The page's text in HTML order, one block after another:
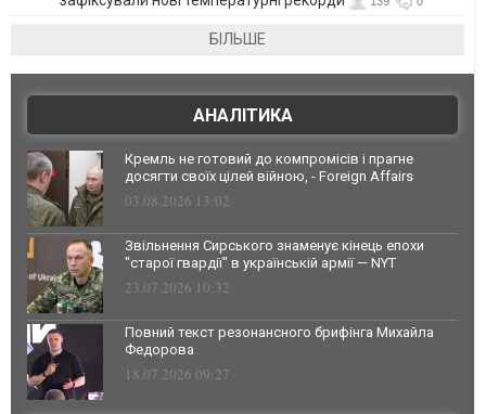
БІЛЬШЕ
АНАЛІТИКА
Кремль не готовий до компромісів і прагне
досягти своїх цілей війною, - Foreign Affairs
03.08.2026 13:02
Звільнення Сирського знаменує кінець епохи
"старої гвардії" в українській армії — NYT
23.07.2026 10:32
Повний текст резонансного брифінга Михайла
Федорова
18.07.2026 09:27